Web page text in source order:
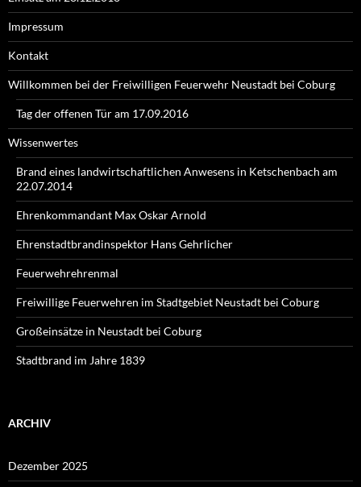
Impressum
Kontakt
Willkommen bei der Freiwilligen Feuerwehr Neustadt bei Coburg
Tag der offenen Tür am 17.09.2016
Wissenwertes
Brand eines landwirtschaftlichen Anwesens in Ketschenbach am
22.07.2014
Ehrenkommandant Max Oskar Arnold
Ehrenstadtbrandinspektor Hans Gehrlicher
Feuerwehrehrenmal
Freiwillige Feuerwehren im Stadtgebiet Neustadt bei Coburg
Großeinsätze in Neustadt bei Coburg
Stadtbrand im Jahre 1839
ARCHIV
Dezember 2025